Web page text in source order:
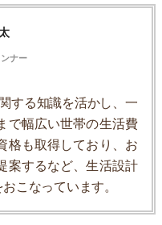
ナー
する知識を活かし、一
で幅広い世帯の生活費
格も取得しており、お
案するなど、生活設計
こなっています。